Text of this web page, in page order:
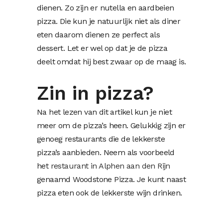
dienen. Zo zijn er nutella en aardbeien
pizza. Die kun je natuurlijk niet als diner
eten daarom dienen ze perfect als
dessert. Let er wel op dat je de pizza
deelt omdat hij best zwaar op de maag is.
Zin in pizza?
Na het lezen van dit artikel kun je niet
meer om de pizza’s heen. Gelukkig zijn er
genoeg restaurants die de lekkerste
pizza’s aanbieden. Neem als voorbeeld
het restaurant in Alphen aan den Rijn
genaamd Woodstone Pizza. Je kunt naast
pizza eten ook de lekkerste wijn drinken.